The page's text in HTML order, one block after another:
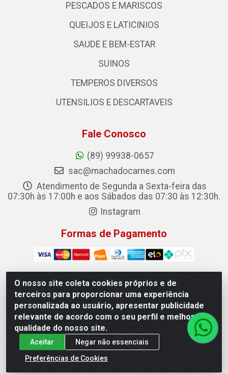
O nosso site coleta cookies próprios e de
terceiros para proporcionar uma experiência
personalizada ao usuário, apresentar publicidade
relevante de acordo com o seu perfil e melhorar a
qualidade do nosso site.
Aceitar
Negar não essenciais
Preferências de Cookies
PESCADOS E MARISCOS
QUEIJOS E LATICINIOS
SAUDE E BEM-ESTAR
SUINOS
TEMPEROS DIVERSOS
UTENSILIOS E DESCARTAVEIS
Fale Conosco
(89) 99938-0657
sac@machadocarnes.com
Atendimento de Segunda a Sexta-feira das
07:30h às 17:00h e aos Sábados das 07:30 às 12:30h.
Instagram
Formas de Pagamento
Machado Carnes Distribuidora de Alimentos LTDA -
Logradouro: Avenida Candido Aleixo, 148 - Centro - Oeiras/PI
- CEP 64.500-000 - 31.391.008/0001-50